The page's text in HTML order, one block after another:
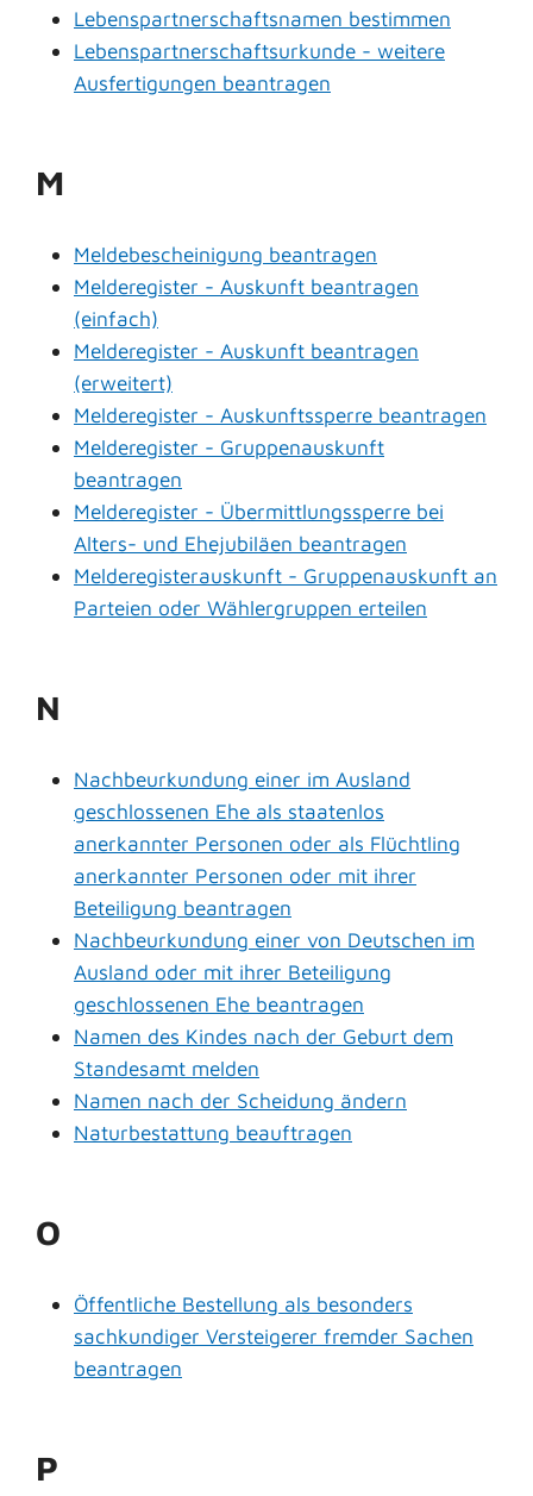
Lebenspartnerschaftsnamen bestimmen
Lebenspartnerschaftsurkunde - weitere
Ausfertigungen beantragen
M
Meldebescheinigung beantragen
Melderegister - Auskunft beantragen
(einfach)
Melderegister - Auskunft beantragen
(erweitert)
Melderegister - Auskunftssperre beantragen
Melderegister - Gruppenauskunft
beantragen
Melderegister - Übermittlungssperre bei
Alters- und Ehejubiläen beantragen
Melderegisterauskunft - Gruppenauskunft an
Parteien oder Wählergruppen erteilen
N
Nachbeurkundung einer im Ausland
geschlossenen Ehe als staatenlos
anerkannter Personen oder als Flüchtling
anerkannter Personen oder mit ihrer
Beteiligung beantragen
Nachbeurkundung einer von Deutschen im
Ausland oder mit ihrer Beteiligung
geschlossenen Ehe beantragen
Namen des Kindes nach der Geburt dem
Standesamt melden
Namen nach der Scheidung ändern
Naturbestattung beauftragen
O
Öffentliche Bestellung als besonders
sachkundiger Versteigerer fremder Sachen
beantragen
P